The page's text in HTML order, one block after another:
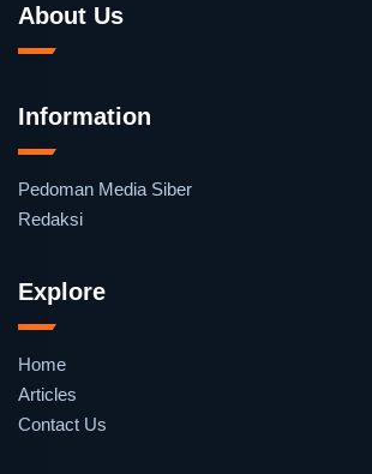
About Us
Information
Pedoman Media Siber
Redaksi
Explore
Home
Articles
Contact Us